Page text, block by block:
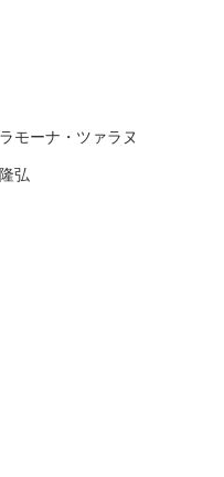
モーナ・ツァラヌ
弘